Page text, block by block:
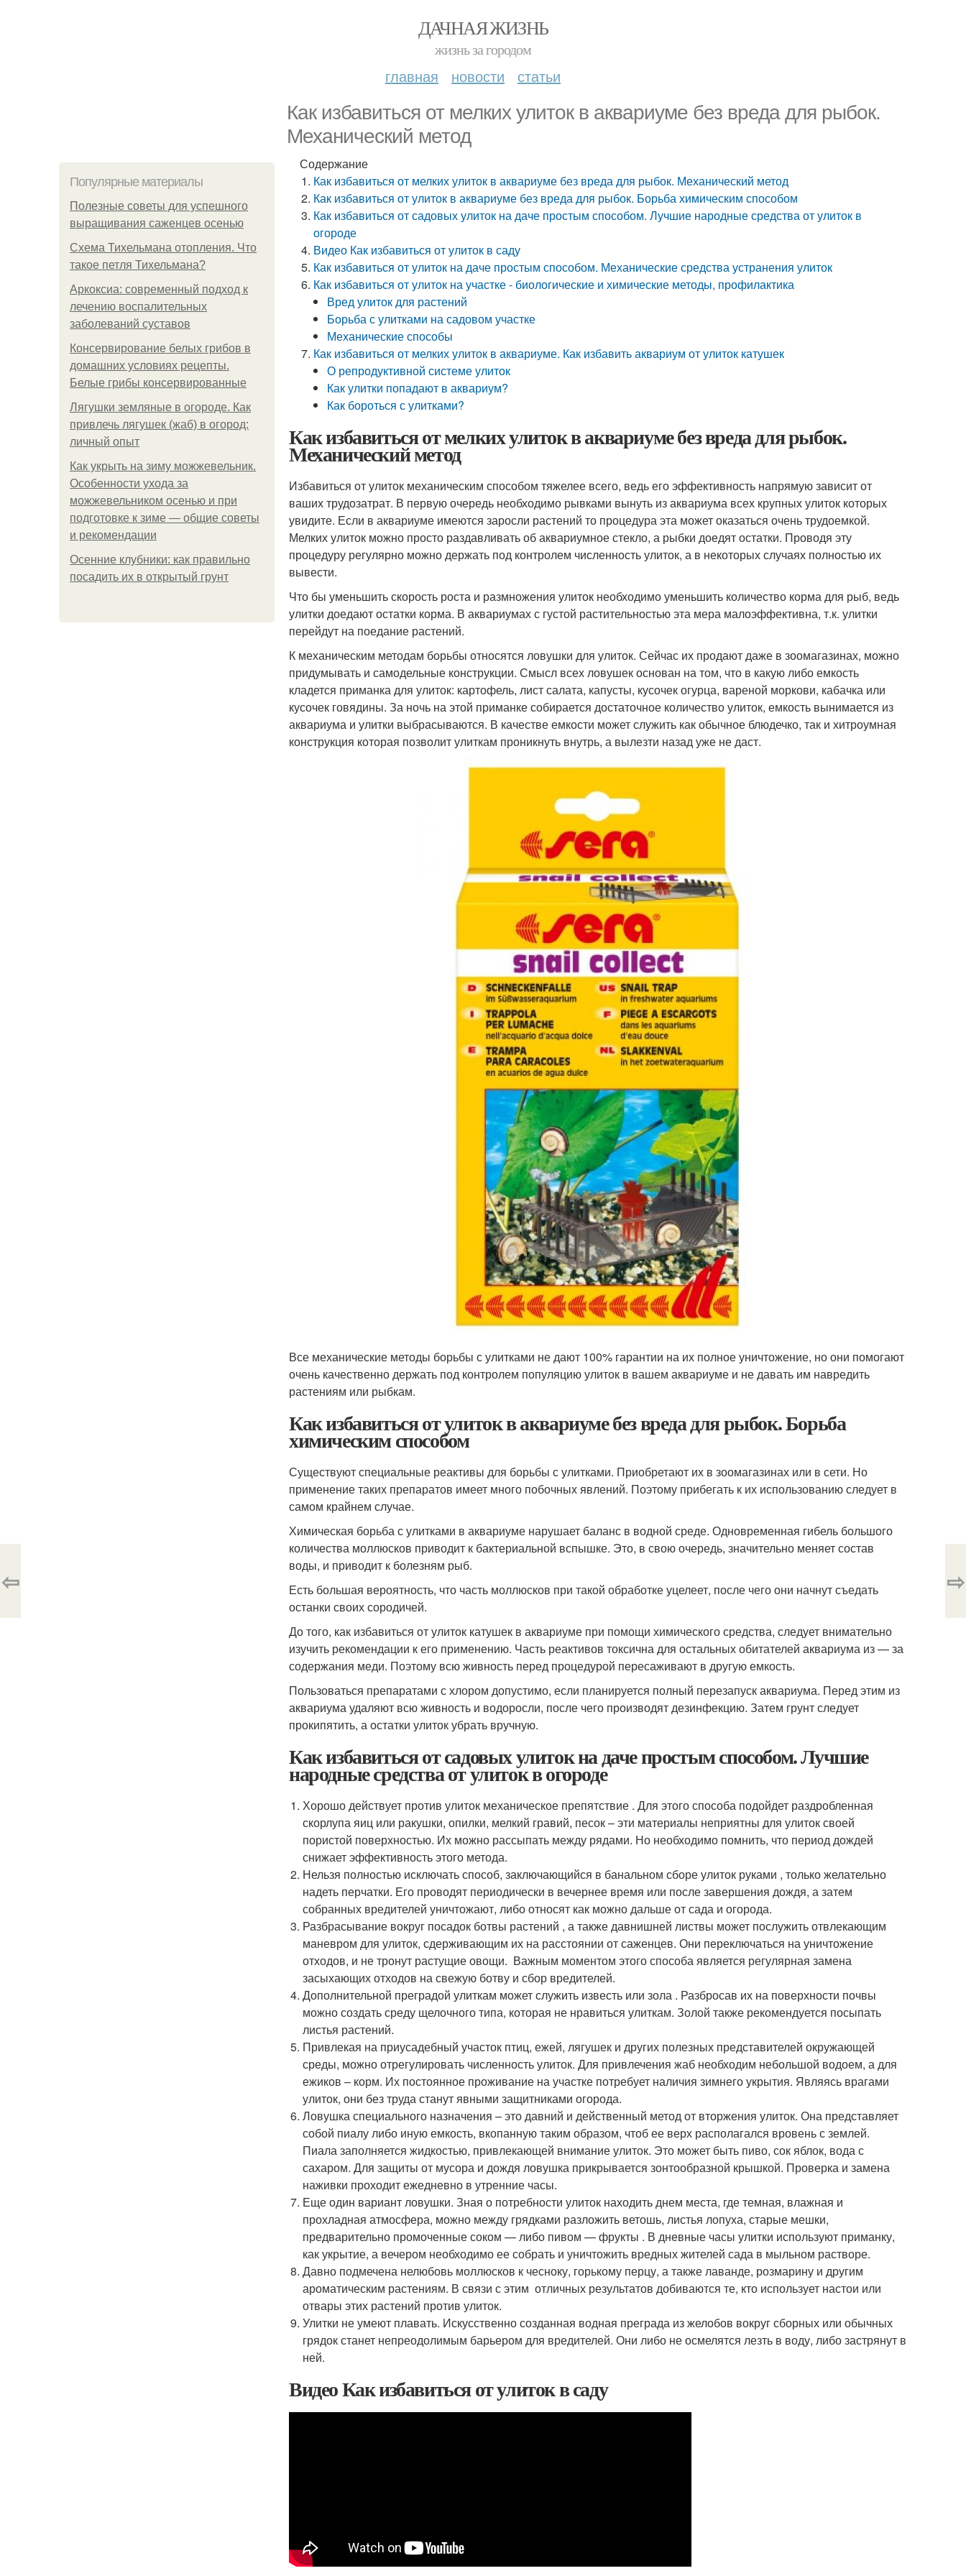
ДАЧНАЯ ЖИЗНЬ
жизнь за городом
главная новости статьи
Как избавиться от мелких улиток в аквариуме без вреда для рыбок.
Механический метод
Популярные материалы
Полезные советы для успешного
выращивания саженцев осенью
Схема Тихельмана отопления. Что
такое петля Тихельмана?
Аркоксиа: современный подход к
лечению воспалительных
заболеваний суставов
Консервирование белых грибов в
домашних условиях рецепты.
Белые грибы консервированные
Лягушки земляные в огороде. Как
привлечь лягушек (жаб) в огород:
личный опыт
Как укрыть на зиму можжевельник.
Особенности ухода за
можжевельником осенью и при
подготовке к зиме — общие советы
и рекомендации
Осенние клубники: как правильно
посадить их в открытый грунт
Содержание
Как избавиться от мелких улиток в аквариуме без вреда для рыбок. Механический метод
Как избавиться от улиток в аквариуме без вреда для рыбок. Борьба химическим способом
Как избавиться от садовых улиток на даче простым способом. Лучшие народные средства от улиток в
огороде
Видео Как избавиться от улиток в саду
Как избавиться от улиток на даче простым способом. Механические средства устранения улиток
Как избавиться от улиток на участке - биологические и химические методы, профилактика
Вред улиток для растений
Борьба с улитками на садовом участке
Механические способы
Как избавиться от мелких улиток в аквариуме. Как избавить аквариум от улиток катушек
О репродуктивной системе улиток
Как улитки попадают в аквариум?
Как бороться с улитками?
Как избавиться от мелких улиток в аквариуме без вреда для рыбок.
Механический метод
Избавиться от улиток механическим способом тяжелее всего, ведь его эффективность напрямую зависит от
ваших трудозатрат. В первую очередь необходимо рывками вынуть из аквариума всех крупных улиток которых
увидите. Если в аквариуме имеются заросли растений то процедура эта может оказаться очень трудоемкой.
Мелких улиток можно просто раздавливать об аквариумное стекло, а рыбки доедят остатки. Проводя эту
процедуру регулярно можно держать под контролем численность улиток, а в некоторых случаях полностью их
вывести.
Что бы уменьшить скорость роста и размножения улиток необходимо уменьшить количество корма для рыб, ведь
улитки доедают остатки корма. В аквариумах с густой растительностью эта мера малоэффективна, т.к. улитки
перейдут на поедание растений.
К механическим методам борьбы относятся ловушки для улиток. Сейчас их продают даже в зоомагазинах, можно
придумывать и самодельные конструкции. Смысл всех ловушек основан на том, что в какую либо емкость
кладется приманка для улиток: картофель, лист салата, капусты, кусочек огурца, вареной моркови, кабачка или
кусочек говядины. За ночь на этой приманке собирается достаточное количество улиток, емкость вынимается из
аквариума и улитки выбрасываются. В качестве емкости может служить как обычное блюдечко, так и хитроумная
конструкция которая позволит улиткам проникнуть внутрь, а вылезти назад уже не даст.
Все механические методы борьбы с улитками не дают 100% гарантии на их полное уничтожение, но они помогают
очень качественно держать под контролем популяцию улиток в вашем аквариуме и не давать им навредить
растениям или рыбкам.
Как избавиться от улиток в аквариуме без вреда для рыбок. Борьба
химическим способом
Существуют специальные реактивы для борьбы с улитками. Приобретают их в зоомагазинах или в сети. Но
применение таких препаратов имеет много побочных явлений. Поэтому прибегать к их использованию следует в
самом крайнем случае.
Химическая борьба с улитками в аквариуме нарушает баланс в водной среде. Одновременная гибель большого
количества моллюсков приводит к бактериальной вспышке. Это, в свою очередь, значительно меняет состав
воды, и приводит к болезням рыб.
Есть большая вероятность, что часть моллюсков при такой обработке уцелеет, после чего они начнут съедать
останки своих сородичей.
До того, как избавиться от улиток катушек в аквариуме при помощи химического средства, следует внимательно
изучить рекомендации к его применению. Часть реактивов токсична для остальных обитателей аквариума из — за
содержания меди. Поэтому всю живность перед процедурой пересаживают в другую емкость.
Пользоваться препаратами с хлором допустимо, если планируется полный перезапуск аквариума. Перед этим из
аквариума удаляют всю живность и водоросли, после чего производят дезинфекцию. Затем грунт следует
прокипятить, а остатки улиток убрать вручную.
Как избавиться от садовых улиток на даче простым способом. Лучшие
народные средства от улиток в огороде
Хорошо действует против улиток механическое препятствие . Для этого способа подойдет раздробленная
скорлупа яиц или ракушки, опилки, мелкий гравий, песок – эти материалы неприятны для улиток своей
пористой поверхностью. Их можно рассыпать между рядами. Но необходимо помнить, что период дождей
снижает эффективность этого метода.
Нельзя полностью исключать способ, заключающийся в банальном сборе улиток руками , только желательно
надеть перчатки. Его проводят периодически в вечернее время или после завершения дождя, а затем
собранных вредителей уничтожают, либо относят как можно дальше от сада и огорода.
Разбрасывание вокруг посадок ботвы растений , а также давнишней листвы может послужить отвлекающим
маневром для улиток, сдерживающим их на расстоянии от саженцев. Они переключаться на уничтожение
отходов, и не тронут растущие овощи. Важным моментом этого способа является регулярная замена
засыхающих отходов на свежую ботву и сбор вредителей.
Дополнительной преградой улиткам может служить известь или зола . Разбросав их на поверхности почвы
можно создать среду щелочного типа, которая не нравиться улиткам. Золой также рекомендуется посыпать
листья растений.
Привлекая на приусадебный участок птиц, ежей, лягушек и других полезных представителей окружающей
среды, можно отрегулировать численность улиток. Для привлечения жаб необходим небольшой водоем, а для
ежиков – корм. Их постоянное проживание на участке потребует наличия зимнего укрытия. Являясь врагами
улиток, они без труда станут явными защитниками огорода.
Ловушка специального назначения – это давний и действенный метод от вторжения улиток. Она представляет
собой пиалу либо иную емкость, вкопанную таким образом, чтоб ее верх располагался вровень с землей.
Пиала заполняется жидкостью, привлекающей внимание улиток. Это может быть пиво, сок яблок, вода с
сахаром. Для защиты от мусора и дождя ловушка прикрывается зонтообразной крышкой. Проверка и замена
наживки проходит ежедневно в утренние часы.
Еще один вариант ловушки. Зная о потребности улиток находить днем места, где темная, влажная и
прохладная атмосфера, можно между грядками разложить ветошь, листья лопуха, старые мешки,
предварительно промоченные соком — либо пивом — фрукты . В дневные часы улитки используют приманку,
как укрытие, а вечером необходимо ее собрать и уничтожить вредных жителей сада в мыльном растворе.
Давно подмечена нелюбовь моллюсков к чесноку, горькому перцу, а также лаванде, розмарину и другим
ароматическим растениям. В связи с этим отличных результатов добиваются те, кто использует настои или
отвары этих растений против улиток.
Улитки не умеют плавать. Искусственно созданная водная преграда из желобов вокруг сборных или обычных
грядок станет непреодолимым барьером для вредителей. Они либо не осмелятся лезть в воду, либо застрянут в
ней.
Видео Как избавиться от улиток в саду
⇦ ⇨